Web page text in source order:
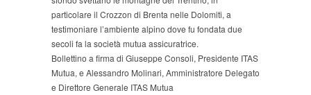
particolare il Crozzon di Brenta nelle Dolomiti, a
testimoniare l’ambiente alpino dove fu fondata due
secoli fa la società mutua assicuratrice.
Bollettino a firma di Giuseppe Consoli, Presidente ITAS
Mutua, e Alessandro Molinari, Amministratore Delegato
e Direttore Generale ITAS Mutua